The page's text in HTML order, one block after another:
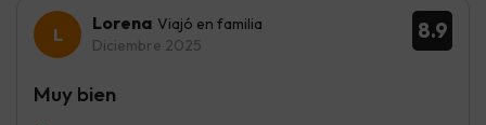
8.9
Lorena Viajó en familia
Diciembre 2025
Muy bien